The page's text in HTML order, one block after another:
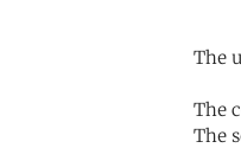
The
The
The